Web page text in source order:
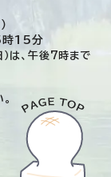
時15分
は、午後7時まで